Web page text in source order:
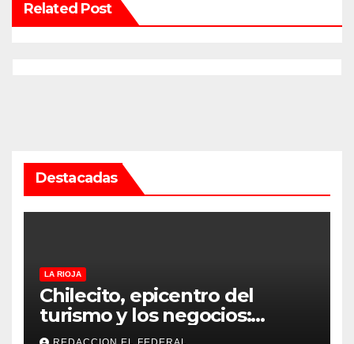
Related Post
Destacadas
LA RIOJA
Chilecito, epicentro del
turismo y los negocios:
arranca la Expo que promete